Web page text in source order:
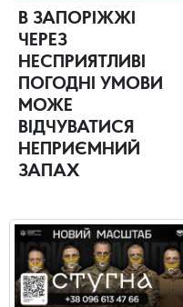
В ЗАПОРІЖЖІ
ЧЕРЕЗ
НЕСПРИЯТЛИВІ
ПОГОДНІ УМОВИ
МОЖЕ
ВІДЧУВАТИСЯ
НЕПРИЄМНИЙ
ЗАПАХ